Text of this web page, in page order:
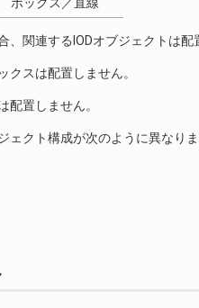
、関連するIODオブジェクトは配
クスは配置しません。
配置しません。
ェクト構成が次のように異なり